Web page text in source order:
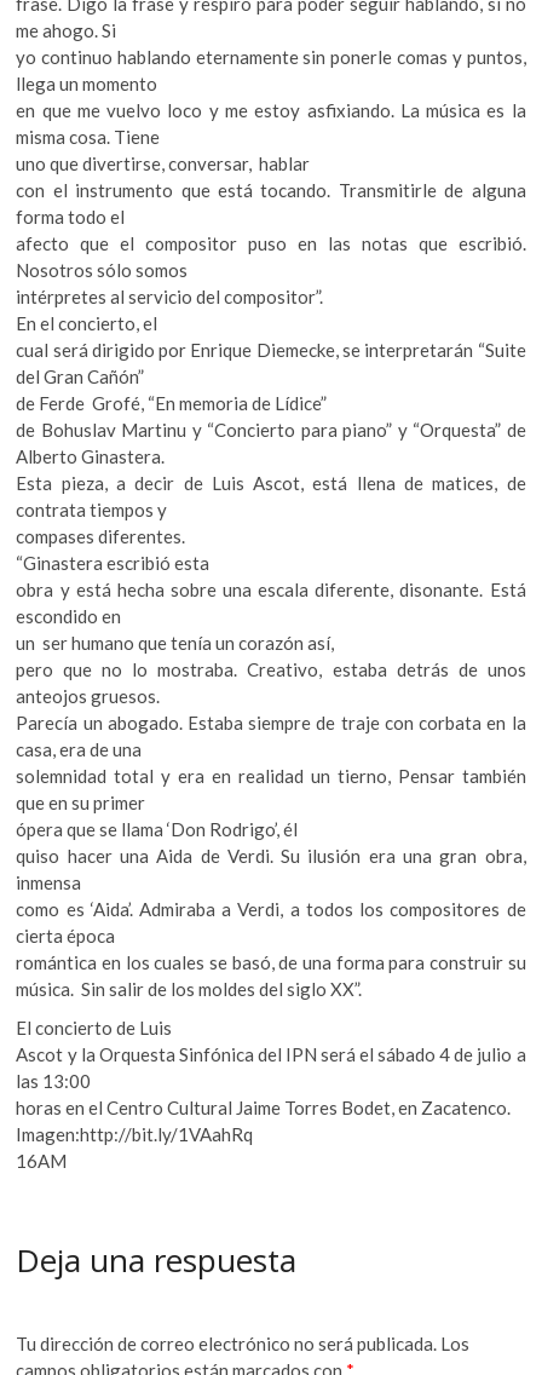
me ahogo. Si
yo continuo hablando eternamente sin ponerle comas y puntos,
llega un momento
en que me vuelvo loco y me estoy asfixiando. La música es la
misma cosa. Tiene
uno que divertirse, conversar, hablar
con el instrumento que está tocando. Transmitirle de alguna
forma todo el
afecto que el compositor puso en las notas que escribió.
Nosotros sólo somos
intérpretes al servicio del compositor”.
En el concierto, el
cual será dirigido por Enrique Diemecke, se interpretarán “Suite
del Gran Cañón”
de Ferde Grofé, “En memoria de Lídice”
de Bohuslav Martinu y “Concierto para piano” y “Orquesta” de
Alberto Ginastera.
Esta pieza, a decir de Luis Ascot, está llena de matices, de
contrata tiempos y
compases diferentes.
“Ginastera escribió esta
obra y está hecha sobre una escala diferente, disonante. Está
escondido en
un ser humano que tenía un corazón así,
pero que no lo mostraba. Creativo, estaba detrás de unos
anteojos gruesos.
Parecía un abogado. Estaba siempre de traje con corbata en la
casa, era de una
solemnidad total y era en realidad un tierno, Pensar también
que en su primer
ópera que se llama ‘Don Rodrigo’, él
quiso hacer una Aida de Verdi. Su ilusión era una gran obra,
inmensa
como es ‘Aida’. Admiraba a Verdi, a todos los compositores de
cierta época
romántica en los cuales se basó, de una forma para construir su
música. Sin salir de los moldes del siglo XX”.
El concierto de Luis
Ascot y la Orquesta Sinfónica del IPN será el sábado 4 de julio a
las 13:00
horas en el Centro Cultural Jaime Torres Bodet, en Zacatenco.
Imagen:http://bit.ly/1VAahRq
16AM
Deja una respuesta
Tu dirección de correo electrónico no será publicada. Los